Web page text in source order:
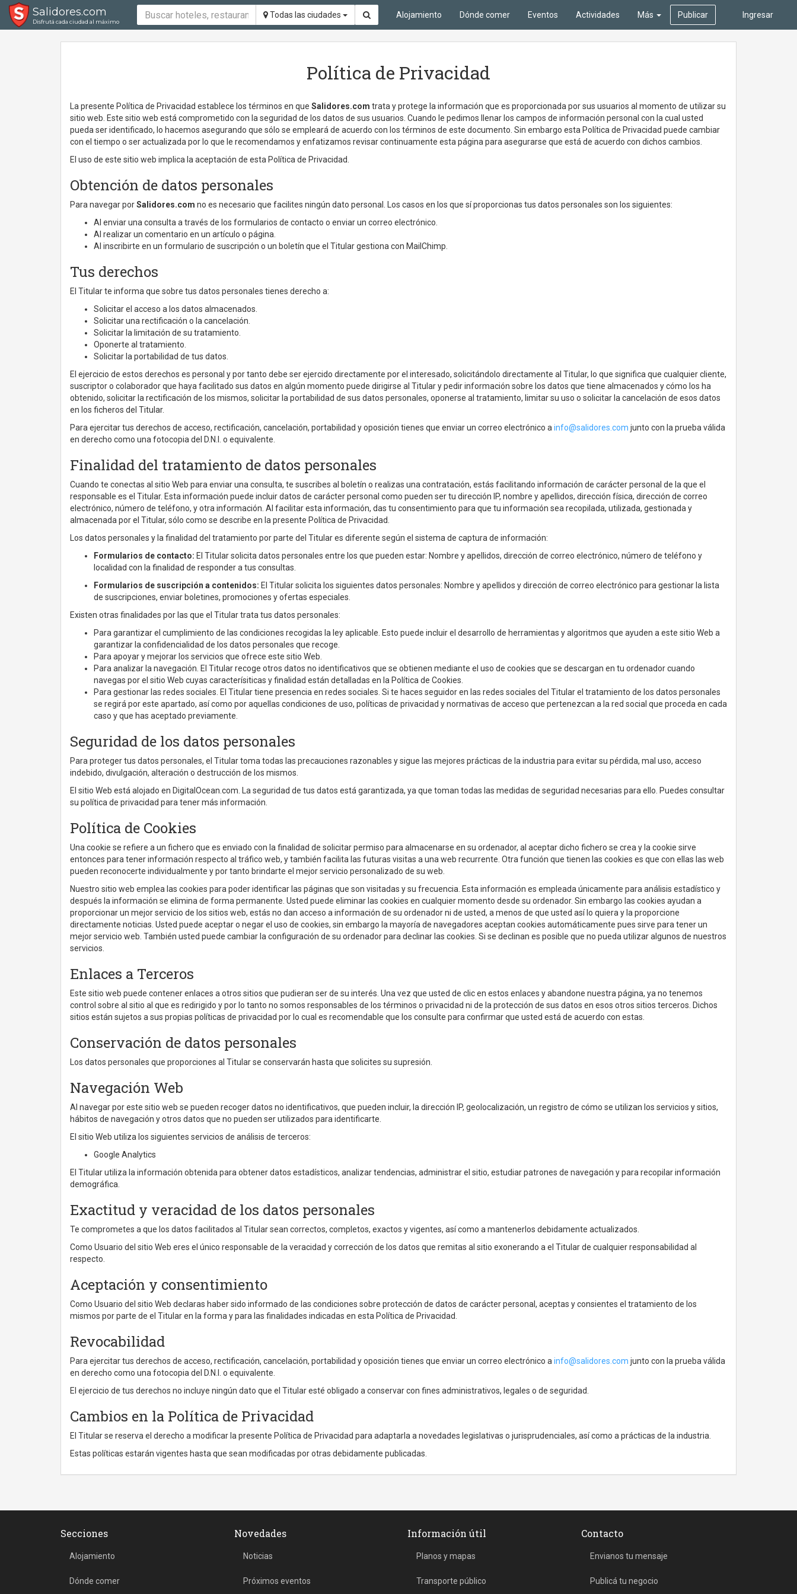
Salidores.com
Disfrutá cada ciudad al máximo
Todas las ciudades Ingresar
Alojamiento Dónde comer Eventos Actividades Más Publicar
Política de Privacidad
La presente Política de Privacidad establece los términos en que Salidores.com trata y protege la información que es proporcionada por sus usuarios al momento de utilizar su
sitio web. Este sitio web está comprometido con la seguridad de los datos de sus usuarios. Cuando le pedimos llenar los campos de información personal con la cual usted
pueda ser identificado, lo hacemos asegurando que sólo se empleará de acuerdo con los términos de este documento. Sin embargo esta Política de Privacidad puede cambiar
con el tiempo o ser actualizada por lo que le recomendamos y enfatizamos revisar continuamente esta página para asegurarse que está de acuerdo con dichos cambios.
El uso de este sitio web implica la aceptación de esta Política de Privacidad.
Obtención de datos personales
Para navegar porSalidores.com no es necesario que facilites ningún dato personal. Los casos en los que sí proporcionas tus datos personales son los siguientes:
Al enviar una consulta a través de los formularios de contacto o enviar un correo electrónico.
Al realizar un comentario en un artículo o página.
Al inscribirte en un formulario de suscripción o un boletín que el Titular gestiona con MailChimp.
Tus derechos
El Titular te informa que sobre tus datos personales tienes derecho a:
Solicitar el acceso a los datos almacenados.
Solicitar una rectificación o la cancelación.
Solicitar la limitación de su tratamiento.
Oponerte al tratamiento.
Solicitar la portabilidad de tus datos.
El ejercicio de estos derechos es personal y por tanto debe ser ejercido directamente por el interesado, solicitándolo directamente al Titular, lo que significa que cualquier cliente,
suscriptor o colaborador que haya facilitado sus datos en algún momento puede dirigirse al Titular y pedir información sobre los datos que tiene almacenados y cómo los ha
obtenido, solicitar la rectificación de los mismos, solicitar la portabilidad de sus datos personales, oponerse al tratamiento, limitar su uso o solicitar la cancelación de esos datos
en los ficheros del Titular.
Para ejercitar tus derechos de acceso, rectificación, cancelación, portabilidad y oposición tienes que enviar un correo electrónico a info@salidores.com junto con la prueba válida
en derecho como una fotocopia del D.N.I. o equivalente.
Finalidad del tratamiento de datos personales
Cuando te conectas al sitio Web para enviar una consulta, te suscribes al boletín o realizas una contratación, estás facilitando información de carácter personal de la que el
responsable es el Titular. Esta información puede incluir datos de carácter personal como pueden ser tu dirección IP, nombre y apellidos, dirección física, dirección de correo
electrónico, número de teléfono, y otra información. Al facilitar esta información, das tu consentimiento para que tu información sea recopilada, utilizada, gestionada y
almacenada por el Titular, sólo como se describe en la presente Política de Privacidad.
Los datos personales y la finalidad del tratamiento por parte del Titular es diferente según el sistema de captura de información:
Formularios de contacto: El Titular solicita datos personales entre los que pueden estar: Nombre y apellidos, dirección de correo electrónico, número de teléfono y
localidad con la finalidad de responder a tus consultas.
Formularios de suscripción a contenidos: El Titular solicita los siguientes datos personales: Nombre y apellidos y dirección de correo electrónico para gestionar la lista
de suscripciones, enviar boletines, promociones y ofertas especiales.
Existen otras finalidades por las que el Titular trata tus datos personales:
Para garantizar el cumplimiento de las condiciones recogidas la ley aplicable. Esto puede incluir el desarrollo de herramientas y algoritmos que ayuden a este sitio Web a
garantizar la confidencialidad de los datos personales que recoge.
Para apoyar y mejorar los servicios que ofrece este sitio Web.
Para analizar la navegación. El Titular recoge otros datos no identificativos que se obtienen mediante el uso de cookies que se descargan en tu ordenador cuando
navegas por el sitio Web cuyas caracterísiticas y finalidad están detalladas en la Política de Cookies.
Para gestionar las redes sociales. El Titular tiene presencia en redes sociales. Si te haces seguidor en las redes sociales del Titular el tratamiento de los datos personales
se regirá por este apartado, así como por aquellas condiciones de uso, políticas de privacidad y normativas de acceso que pertenezcan a la red social que proceda en cada
caso y que has aceptado previamente.
Seguridad de los datos personales
Para proteger tus datos personales, el Titular toma todas las precauciones razonables y sigue las mejores prácticas de la industria para evitar su pérdida, mal uso, acceso
indebido, divulgación, alteración o destrucción de los mismos.
El sitio Web está alojado en DigitalOcean.com. La seguridad de tus datos está garantizada, ya que toman todas las medidas de seguridad necesarias para ello. Puedes consultar
su política de privacidad para tener más información.
Política de Cookies
Una cookie se refiere a un fichero que es enviado con la finalidad de solicitar permiso para almacenarse en su ordenador, al aceptar dicho fichero se crea y la cookie sirve
entonces para tener información respecto al tráfico web, y también facilita las futuras visitas a una web recurrente. Otra función que tienen las cookies es que con ellas las web
pueden reconocerte individualmente y por tanto brindarte el mejor servicio personalizado de su web.
Nuestro sitio web emplea las cookies para poder identificar las páginas que son visitadas y su frecuencia. Esta información es empleada únicamente para análisis estadístico y
después la información se elimina de forma permanente. Usted puede eliminar las cookies en cualquier momento desde su ordenador. Sin embargo las cookies ayudan a
proporcionar un mejor servicio de los sitios web, estás no dan acceso a información de su ordenador ni de usted, a menos de que usted así lo quiera y la proporcione
directamente noticias. Usted puede aceptar o negar el uso de cookies, sin embargo la mayoría de navegadores aceptan cookies automáticamente pues sirve para tener un
mejor servicio web. También usted puede cambiar la configuración de su ordenador para declinar las cookies. Si se declinan es posible que no pueda utilizar algunos de nuestros
servicios.
Enlaces a Terceros
Este sitio web puede contener enlaces a otros sitios que pudieran ser de su interés. Una vez que usted de clic en estos enlaces y abandone nuestra página, ya no tenemos
control sobre al sitio al que es redirigido y por lo tanto no somos responsables de los términos o privacidad ni de la protección de sus datos en esos otros sitios terceros. Dichos
sitios están sujetos a sus propias políticas de privacidad por lo cual es recomendable que los consulte para confirmar que usted está de acuerdo con estas.
Conservación de datos personales
Los datos personales que proporciones al Titular se conservarán hasta que solicites su supresión.
Navegación Web
Al navegar por este sitio web se pueden recoger datos no identificativos, que pueden incluir, la dirección IP, geolocalización, un registro de cómo se utilizan los servicios y sitios,
hábitos de navegación y otros datos que no pueden ser utilizados para identificarte.
El sitio Web utiliza los siguientes servicios de análisis de terceros:
Google Analytics
El Titular utiliza la información obtenida para obtener datos estadísticos, analizar tendencias, administrar el sitio, estudiar patrones de navegación y para recopilar información
demográfica.
Exactitud y veracidad de los datos personales
Te comprometes a que los datos facilitados al Titular sean correctos, completos, exactos y vigentes, así como a mantenerlos debidamente actualizados.
Como Usuario del sitio Web eres el único responsable de la veracidad y corrección de los datos que remitas al sitio exonerando a el Titular de cualquier responsabilidad al
respecto.
Aceptación y consentimiento
Como Usuario del sitio Web declaras haber sido informado de las condiciones sobre protección de datos de carácter personal, aceptas y consientes el tratamiento de los
mismos por parte de el Titular en la forma y para las finalidades indicadas en esta Política de Privacidad.
Revocabilidad
Para ejercitar tus derechos de acceso, rectificación, cancelación, portabilidad y oposición tienes que enviar un correo electrónico a info@salidores.com junto con la prueba válida
en derecho como una fotocopia del D.N.I. o equivalente.
El ejercicio de tus derechos no incluye ningún dato que el Titular esté obligado a conservar con fines administrativos, legales o de seguridad.
Cambios en la Política de Privacidad
El Titular se reserva el derecho a modificar la presente Política de Privacidad para adaptarla a novedades legislativas o jurisprudenciales, así como a prácticas de la industria.
Estas políticas estarán vigentes hasta que sean modificadas por otras debidamente publicadas.
Secciones
Alojamiento
Dónde comer
Novedades
Noticias
Próximos eventos
Información útil
Planos y mapas
Transporte público
Contacto
Envianos tu mensaje
Publicá tu negocio